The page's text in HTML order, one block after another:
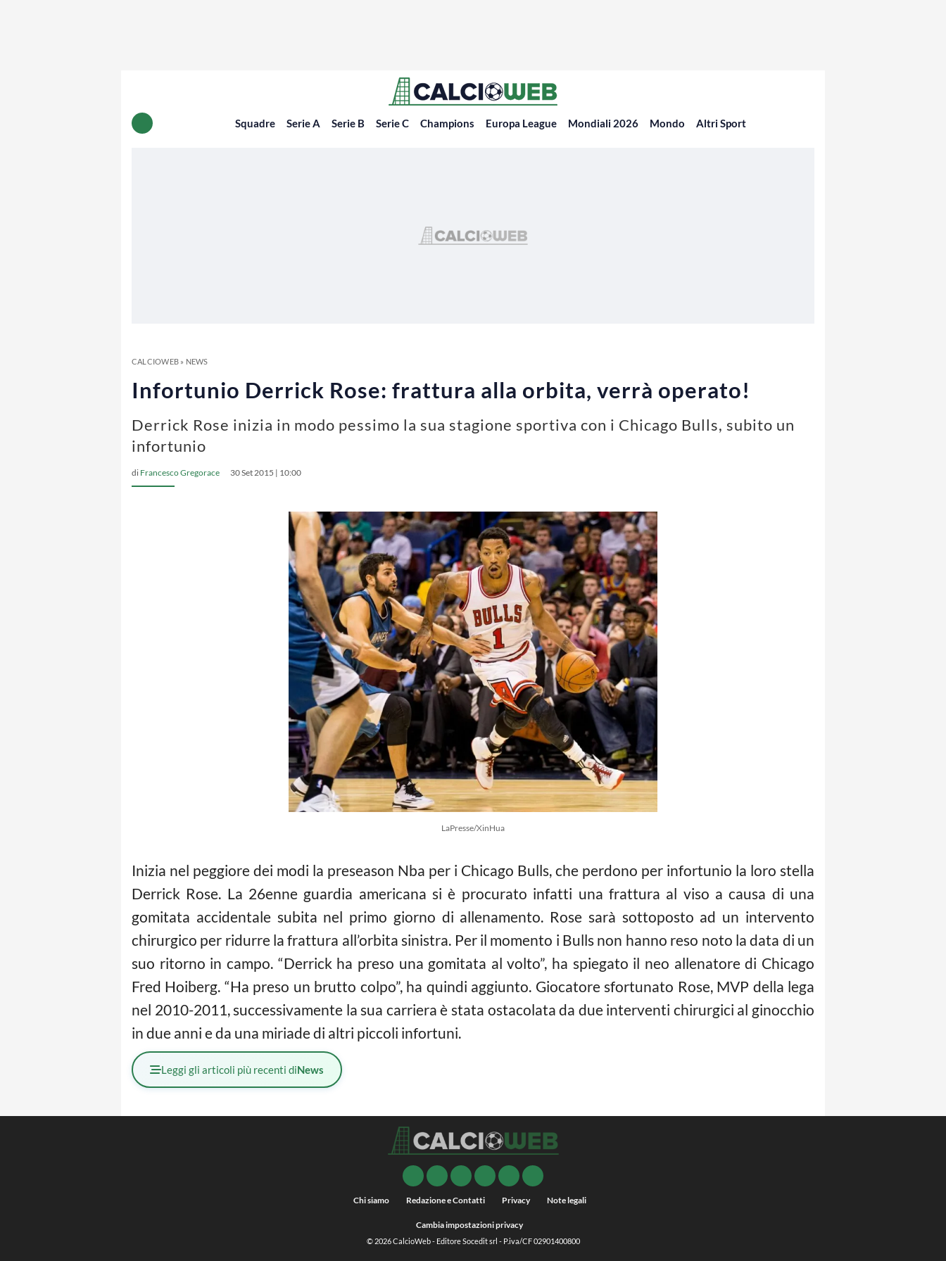
Squadre Serie A Serie B Serie C Champions Europa League Mondiali 2026 Mondo Altri Sport
CALCIOWEB» NEWS
Infortunio Derrick Rose: frattura alla orbita, verrà operato!
Derrick Rose inizia in modo pessimo la sua stagione sportiva con i Chicago Bulls, subito un
infortunio
di Francesco Gregorace 30 Set 2015 | 10:00
LaPresse/XinHua
Inizia nel peggiore dei modi la preseason Nba per i Chicago Bulls, che perdono per infortunio la loro stella
Derrick Rose. La 26enne guardia americana si è procurato infatti una frattura al viso a causa di una
gomitata accidentale subita nel primo giorno di allenamento. Rose sarà sottoposto ad un intervento
chirurgico per ridurre la frattura all’orbita sinistra. Per il momento i Bulls non hanno reso noto la data di un
suo ritorno in campo. “Derrick ha preso una gomitata al volto”, ha spiegato il neo allenatore di Chicago
Fred Hoiberg. “Ha preso un brutto colpo”, ha quindi aggiunto. Giocatore sfortunato Rose, MVP della lega
nel 2010-2011, successivamente la sua carriera è stata ostacolata da due interventi chirurgici al ginocchio
in due anni e da una miriade di altri piccoli infortuni.
Leggi gli articoli più recenti diNews
Chi siamo Redazione e Contatti Privacy Note legali
Cambia impostazioni privacy
© 2026CalcioWeb- Editore Socedit srl - P.iva/CF 02901400800